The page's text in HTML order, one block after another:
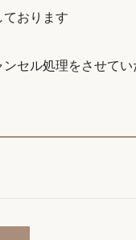
おります
セル処理をさせて